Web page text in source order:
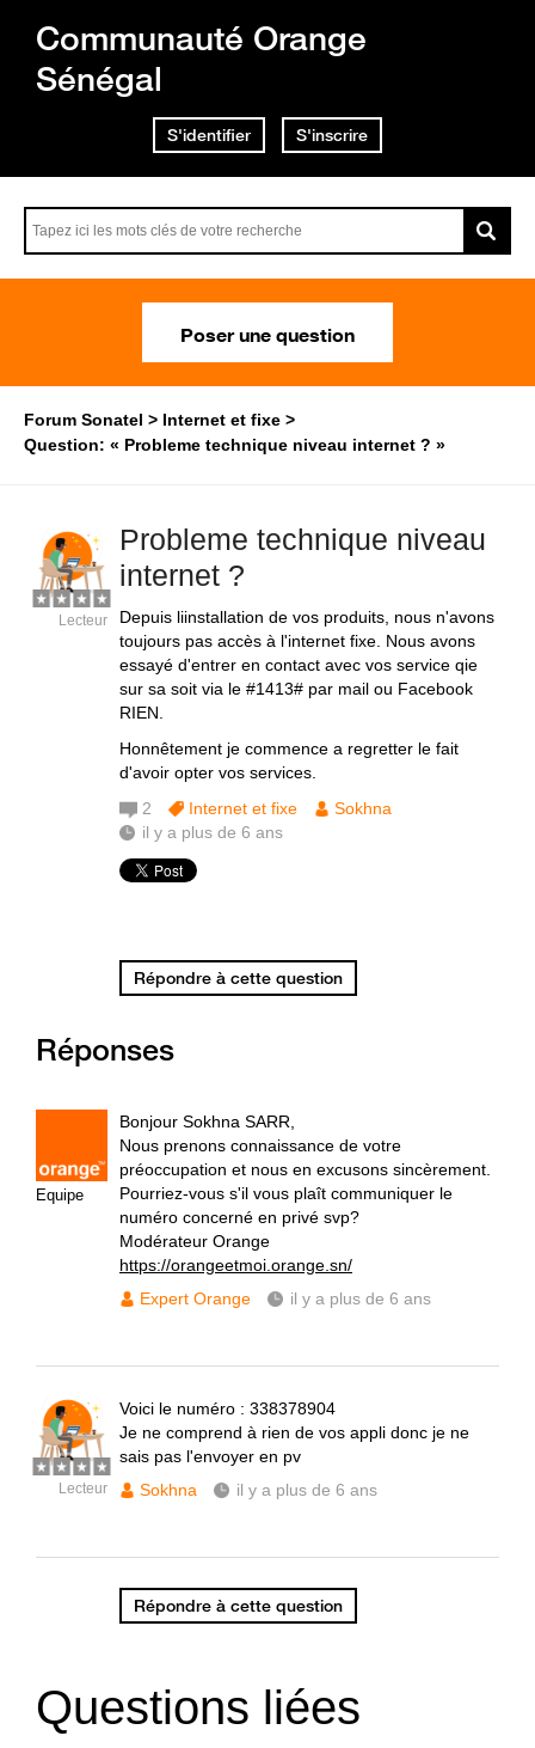
Communauté Orange
Sénégal
S'identifier S'inscrire
Poser une question
Forum Sonatel
Internet et fixe
Question: « Probleme technique niveau internet ? »
Probleme technique niveau
internet ?
Depuis liinstallation de vos produits, nous n'avons
toujours pas accès à l'internet fixe. Nous avons
essayé d'entrer en contact avec vos service qie
sur sa soit via le #1413# par mail ou Facebook
RIEN.
Honnêtement je commence a regretter le fait
d'avoir opter vos services.
Lecteur
2 Internet et fixe
Sokhna
il y a plus de 6 ans
Répondre à cette question
Réponses
Equipe
Bonjour Sokhna SARR,
Nous prenons connaissance de votre
préoccupation et nous en excusons sincèrement.
Pourriez-vous s'il vous plaît communiquer le
numéro concerné en privé svp?
Modérateur Orange
https://orangeetmoi.orange.sn/
Expert Orange
il y a plus de 6 ans
Lecteur
Voici le numéro : 338378904
Je ne comprend à rien de vos appli donc je ne
sais pas l'envoyer en pv
Sokhna
il y a plus de 6 ans
Répondre à cette question
Questions liées